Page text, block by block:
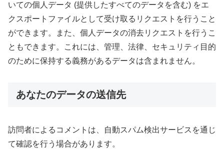
いての個人データ (提供したすべてのデータを含む) をエ
クスポートファイルとして受け取るリクエストを行うこと
ができます。また、個人データの消去リクエストを行うこ
ともできます。これには、管理、法律、セキュリティ目的
のために保持する義務があるデータは含まれません。
あなたのデータの送信先
訪問者によるコメントは、自動スパム検出サービスを通じ
て確認を行う場合があります。